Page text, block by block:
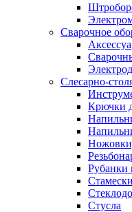
Сварочное
Слесарно-
Крючки
Рубанки
Стамески
Стусла